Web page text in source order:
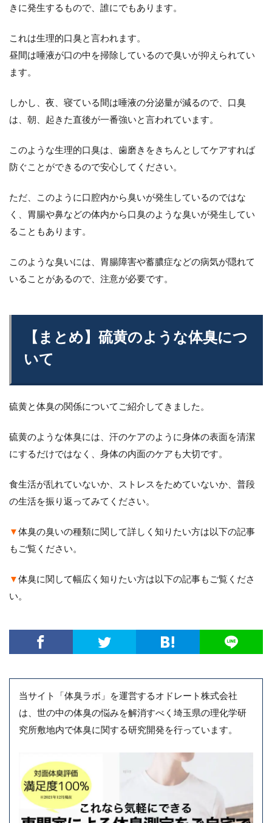
きに発生するもので、誰にでもあります。
これは生理的口臭と言われます。
昼間は唾液が口の中を掃除しているので臭いが抑えられてい
ます。
しかし、夜、寝ている間は唾液の分泌量が減るので、口臭
は、朝、起きた直後が一番強いと言われています。
このような生理的口臭は、歯磨きをきちんとしてケアすれば
防ぐことができるので安心してください。
ただ、このように口腔内から臭いが発生しているのではな
く、胃腸や鼻などの体内から口臭のような臭いが発生してい
ることもあります。
このような臭いには、胃腸障害や蓄膿症などの病気が隠れて
いることがあるので、注意が必要です。
【まとめ】硫黄のような体臭につ
いて
硫黄と体臭の関係についてご紹介してきました。
硫黄のような体臭には、汗のケアのように身体の表面を清潔
にするだけではなく、身体の内面のケアも大切です。
食生活が乱れていないか、ストレスをためていないか、普段
の生活を振り返ってみてください。
▼ 体臭の臭いの種類に関して詳しく知りたい方は以下の記事
もご覧ください。
▼ 体臭に関して幅広く知りたい方は以下の記事もご覧くださ
い。
当サイト「体臭ラボ」を運営するオドレート株式会社
は、世の中の体臭の悩みを解消すべく埼玉県の理化学研
究所敷地内で体臭に関する研究開発を行っています。